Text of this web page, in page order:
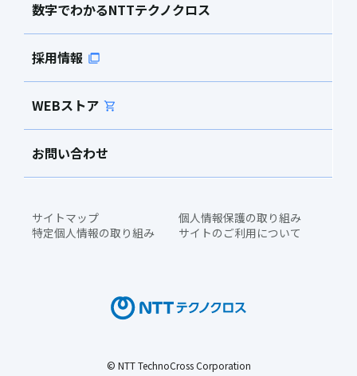
数字でわかるNTTテクノクロス
採用情報
WEBストア
お問い合わせ
サイトマップ
個人情報保護の取り組み
特定個人情報の取り組み
サイトのご利用について
© NTT TechnoCross Corporation